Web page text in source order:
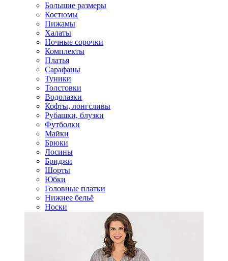
Большие размеры
Костюмы
Пижамы
Халаты
Ночные сорочки
Комплекты
Платья
Сарафаны
Туники
Толстовки
Водолазки
Кофты, лонгсливы
Рубашки, блузки
Футболки
Майки
Брюки
Лосины
Бриджи
Шорты
Юбки
Головные платки
Нижнее бельё
Носки